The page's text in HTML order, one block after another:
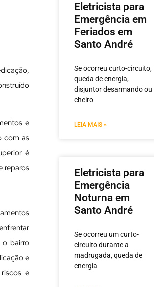
e
com as
é
reparos
o bairro
e
e
Eletricista para
Emergência em
Feriados em
Santo André
Se ocorreu curto-circuito,
queda de energia,
disjuntor desarmando ou
cheiro
LEIA MAIS »
Eletricista para
Emergência
Noturna em
Santo André
Se ocorreu um curto-
circuito durante a
madrugada, queda de
energia